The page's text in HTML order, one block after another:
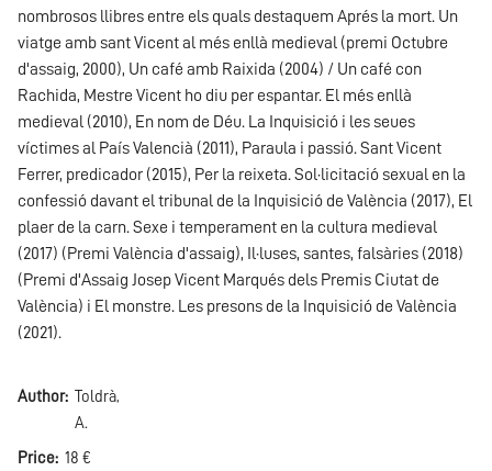
nombrosos llibres entre els quals destaquem Aprés la mort. Un
viatge amb sant Vicent al més enllà medieval (premi Octubre
d'assaig, 2000), Un café amb Raixida (2004) / Un café con
Rachida, Mestre Vicent ho diu per espantar. El més enllà
medieval (2010), En nom de Déu. La Inquisició i les seues
víctimes al País Valencià (2011), Paraula i passió. Sant Vicent
Ferrer, predicador (2015), Per la reixeta. Sol·licitació sexual en la
confessió davant el tribunal de la Inquisició de València (2017), El
plaer de la carn. Sexe i temperament en la cultura medieval
(2017) (Premi València d'assaig), Il·luses, santes, falsàries (2018)
(Premi d'Assaig Josep Vicent Marqués dels Premis Ciutat de
València) i El monstre. Les presons de la Inquisició de València
(2021).
Author
Toldrà,
A.
Price 18 €